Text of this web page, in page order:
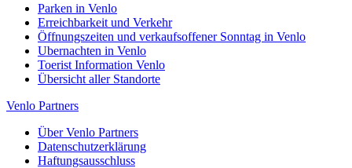
Parken in Venlo
Erreichbarkeit und Verkehr
Öffnungszeiten und verkaufsoffener Sonntag in Venlo
Ubernachten in Venlo
Toerist Information Venlo
Übersicht aller Standorte
Venlo Partners
Über Venlo Partners
Datenschutzerklärung
Haftungsausschluss